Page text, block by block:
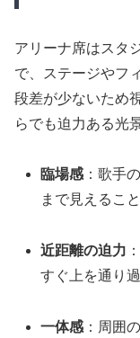
アリーナ席はスタ
で、ステージやフ
段差が少ないため
らでも迫力ある光
臨場感 ：歌手
まで見えるこ
近距離の迫力
すぐ上を通り
一体感 ：周囲